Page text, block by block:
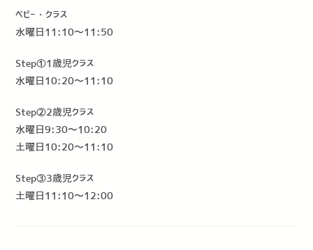
ベビー・クラス
水曜日11:10〜11:50
Step①1歳児クラス
水曜日10:20〜11:10
Step②2歳児クラス
水曜日9:30〜10:20
土曜日10:20〜11:10
Step③3歳児クラス
土曜日11:10〜12:00